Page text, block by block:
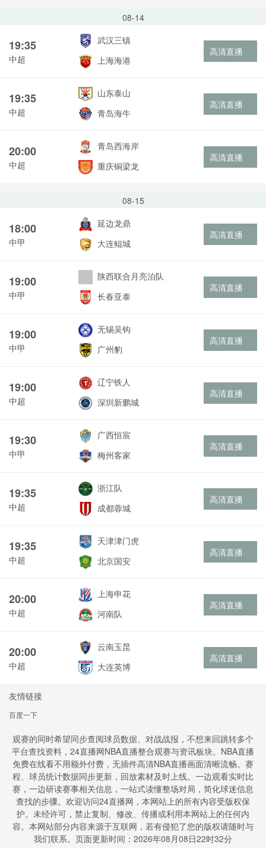
08-14
19:35
中超
武汉三镇
上海海港
高清直播
19:35
中超
山东泰山
青岛海牛
高清直播
20:00
中超
青岛西海岸
重庆铜梁龙
高清直播
08-15
18:00
中甲
延边龙鼎
大连鲲城
高清直播
19:00
中甲
陕西联合月亮泊队
长春亚泰
高清直播
19:00
中甲
无锡吴钩
广州豹
高清直播
19:00
中超
辽宁铁人
深圳新鹏城
高清直播
19:30
中甲
广西恒宸
梅州客家
高清直播
19:35
中超
浙江队
成都蓉城
高清直播
19:35
中超
天津津门虎
北京国安
高清直播
20:00
中超
上海申花
河南队
高清直播
20:00
中超
云南玉昆
大连英博
高清直播
友情链接
百度一下
观赛的同时希望同步查阅球员数据、对战战报，不想来回跳转多个
平台查找资料，24直播网NBA直播整合观赛与资讯板块。NBA直播
免费在线看不用额外付费，无插件高清NBA直播画面清晰流畅。赛
程、球员统计数据同步更新，回放素材及时上线。一边观看实时比
赛，一边研读赛事相关信息，一站式读懂整场对局，简化球迷信息
查找的步骤。欢迎访问24直播网，本网站上的所有内容受版权保
护。未经许可，禁止复制、修改、传播或利用本网站上的任何内
容。本网站部分内容来源于互联网，若有侵犯了您的版权请随时与
我们联系。页面更新时间：2026年08月08日22时32分